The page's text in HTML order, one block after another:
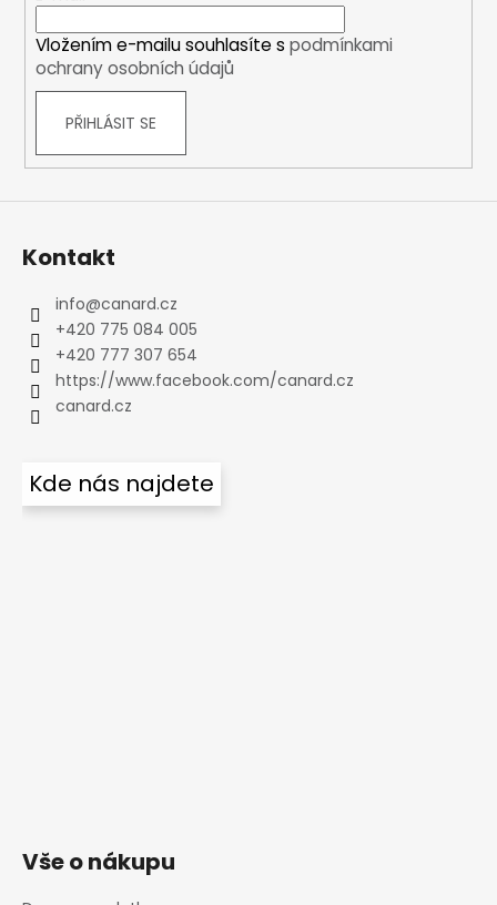
Vložením e-mailu souhlasíte s podmínkami
ochrany osobních údajů
PŘIHLÁSIT SE
Kontakt
info@canard.cz
+420 775 084 005
+420 777 307 654
https://www.facebook.com/canard.cz
canard.cz
Kde nás najdete
Vše o nákupu